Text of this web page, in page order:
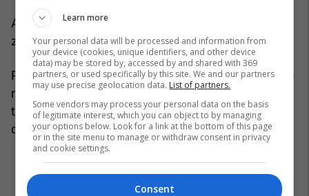
Asnjë El Niño nuk është i njëjtë, por efektet e tij
zakonisht ndihen më fort në zonat tropikale.
Përmbytjet janë të shpeshta në veri të Perusë dhe
në jug të Ekuadorit, ndërsa ndikime të tjera mund
të shtrihen edhe në pjesë të Afrikës lindore, Azisë
qendrore dhe jugut të Shteteve të Bashkuara.
Learn more
Your personal data will be processed and information from
your device (cookies, unique identifiers, and other device
data) may be stored by, accessed by and shared with 369
partners, or used specifically by this site. We and our partners
may use precise geolocation data. List of partners.
Some vendors may process your personal data on the basis
of legitimate interest, which you can object to by managing
your options below. Look for a link at the bottom of this page
or in the site menu to manage or withdraw consent in privacy
and cookie settings.
Consent